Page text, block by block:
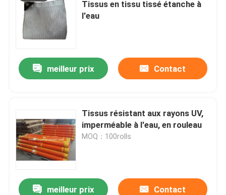
Tissus en tissu tissé étanche à
l'eau
meilleur prix Contact
Tissus résistant aux rayons UV,
imperméable à l'eau, en rouleau
MOQ：100rolls
meilleur prix Contact